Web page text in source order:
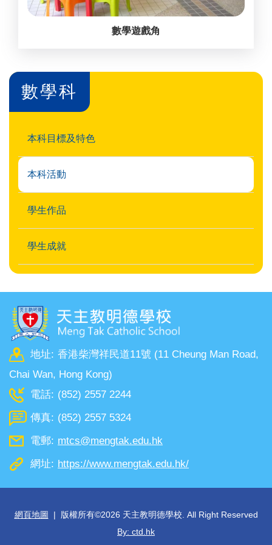
數學遊戲角
數學科
本科目標及特色
本科活動
學生作品
學生成就
地址: 香港柴灣祥民道11號 (11 Cheung Man Road,
Chai Wan, Hong Kong)
電話: (852) 2557 2244
傳真: (852) 2557 5324
電郵: mtcs@mengtak.edu.hk
網址: https://www.mengtak.edu.hk/
網頁地圖 | 版權所有©2026 天主教明德學校. All Right Reserved
By: ctd.hk